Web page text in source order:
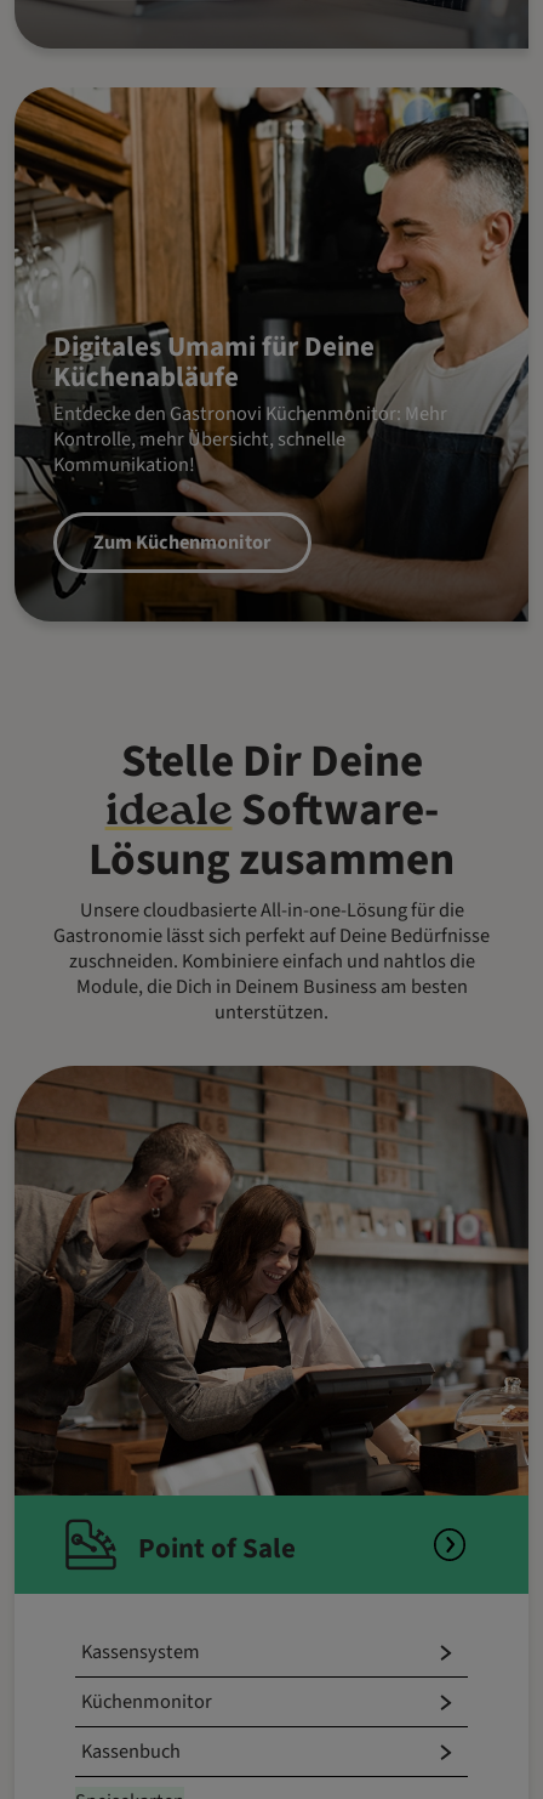
Digitales Umami für Deine
Küchenabläufe
Entdecke den Gastronovi Küchenmonitor: Mehr
Kontrolle, mehr Übersicht, schnelle
Kommunikation!
Zum Küchenmonitor
Stelle Dir Deine
idealeSoftware-
Lösung zusammen
Unsere cloudbasierte All-in-one-Lösung für die
Gastronomie lässt sich perfekt auf Deine Bedürfnisse
zuschneiden. Kombiniere einfach und nahtlos die
Module, die Dich in Deinem Business am besten
unterstützen.
Point of Sale
Kassensystem
Küchenmonitor
Kassenbuch